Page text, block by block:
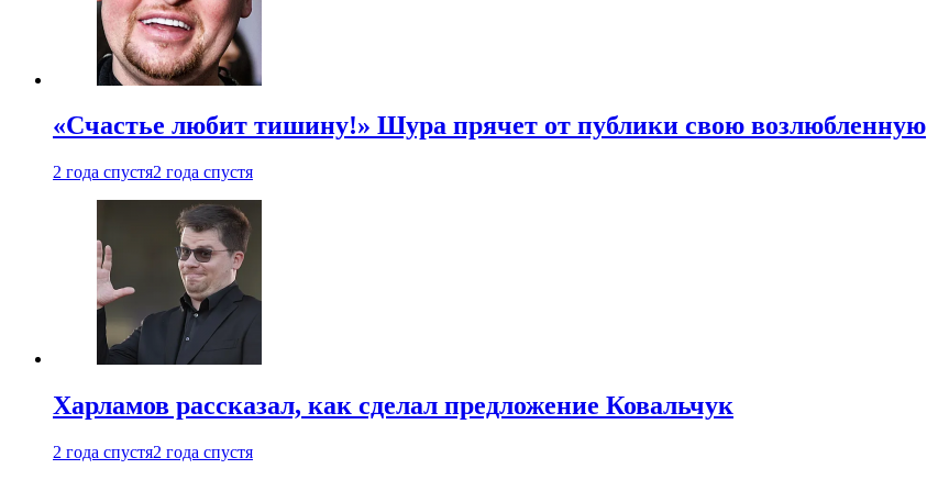
«Счастье любит тишину!» Шура прячет от публики свою возлюбленную
2 года спустя2 года спустя
Харламов рассказал, как сделал предложение Ковальчук
2 года спустя2 года спустя